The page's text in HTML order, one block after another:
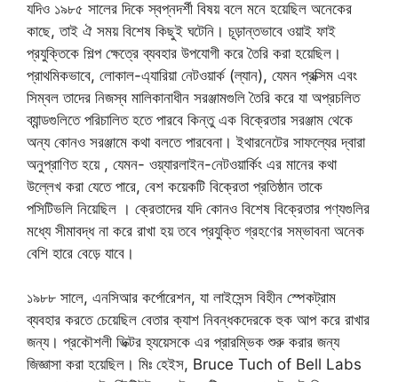
যদিও ১৯৮৫ সালের দিকে স্বপ্নদর্শী বিষয় বলে মনে হয়েছিল অনেকের
কাছে, তাই ঐ সময় বিশেষ কিছুই ঘটেনি। চূড়ান্তভাবে ওয়াই ফাই
প্রযুক্তিকে শিল্প ক্ষেত্রে ব্যবহার উপযোগী করে তৈরি করা হয়েছিল।
প্রাথমিকভাবে, লোকাল-এ্যারিয়া নেটওয়ার্ক (ল্যান), যেমন প্রক্সিম এবং
সিম্বল তাদের নিজস্ব মালিকানাধীন সরঞ্জামগুলি তৈরি করে যা অপ্রচলিত
ব্যান্ডগুলিতে পরিচালিত হতে পারবে কিন্তু এক বিক্রেতার সরঞ্জাম থেকে
অন্য কোনও সরঞ্জামে কথা বলতে পারবেনা। ইথারনেটের সাফল্যের দ্বারা
অনুপ্রাণিত হয়ে , যেমন- ওয়্যারলাইন-নেটওয়ার্কিং এর মানের কথা
উল্লেখ করা যেতে পারে, বেশ কয়েকটি বিক্রেতা প্রতিষ্ঠান তাকে
পসিটিভলি নিয়েছিল । ক্রেতাদের যদি কোনও বিশেষ বিক্রেতার পণ্যগুলির
মধ্যে সীমাবদ্ধ না করে রাখা হয় তবে প্রযুক্তি গ্রহণের সম্ভাবনা অনেক
বেশি হারে বেড়ে যাবে।
১৯৮৮ সালে, এনসিআর কর্পোরেশন, যা লাইসেন্স বিহীন স্পেকট্রাম
ব্যবহার করতে চেয়েছিল বেতার ক্যাশ নিবন্ধকদেরকে হুক আপ করে রাখার
জন্য। প্রকৌশলী ভিক্টর হ্যয়েসকে এর প্রারম্ভিক শুরু করার জন্য
জিজ্ঞাসা করা হয়েছিল। মিঃ হেইস, Bruce Tuch of Bell Labs